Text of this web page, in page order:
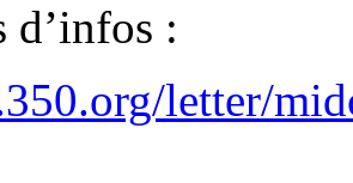
d’infos :
letter/